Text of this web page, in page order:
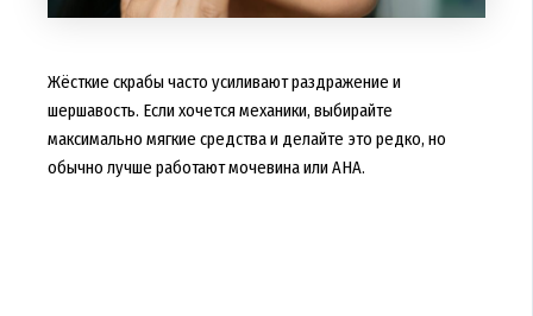
Жёсткие скрабы часто усиливают раздражение и
шершавость. Если хочется механики, выбирайте
максимально мягкие средства и делайте это редко, но
обычно лучше работают мочевина или AHA.